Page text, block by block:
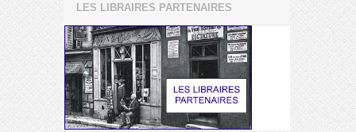
LES LIBRAIRES PARTENAIRES